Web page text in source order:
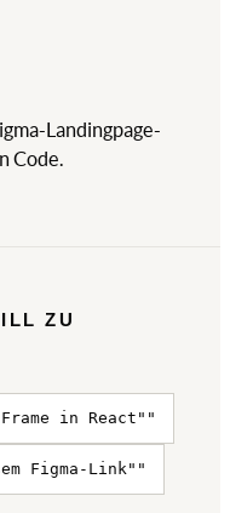
Landingpage-
Code.
ZU
in React""
Figma-Link""